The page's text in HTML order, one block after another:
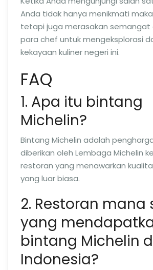
Anda tidak hanya menikmati
tetapi juga merasakan semangat
para chef untuk mengeksplorasi
kekayaan kuliner negeri ini.
FAQ
1. Apa itu bintang
Michelin?
Bintang Michelin adalah
diberikan oleh Lembaga Michelin
restoran yang menawarkan
yang luar biasa.
2. Restoran mana
yang
bintang Michelin
Indonesia?